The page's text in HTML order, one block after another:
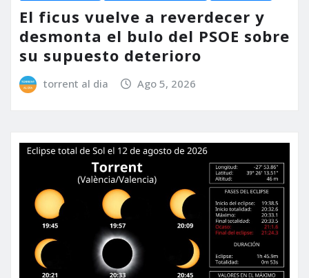
El ficus vuelve a reverdecer y
desmonta el bulo del PSOE sobre
su supuesto deterioro
torrent al dia Ago 5, 2026